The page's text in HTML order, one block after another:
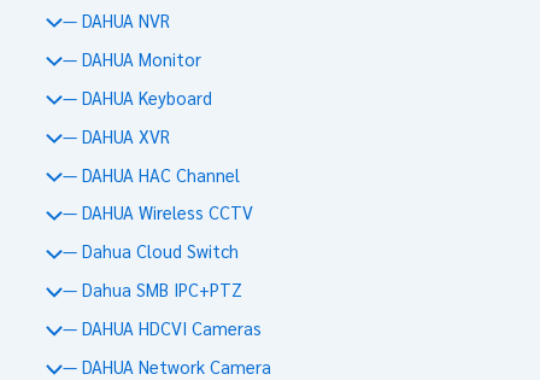
— DAHUA NVR
— DAHUA Monitor
— DAHUA Keyboard
— DAHUA XVR
— DAHUA HAC Channel
— DAHUA Wireless CCTV
— Dahua Cloud Switch
— Dahua SMB IPC+PTZ
— DAHUA HDCVI Cameras
— DAHUA Network Camera